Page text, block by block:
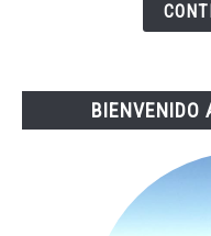
Steps
BIENVENIDO